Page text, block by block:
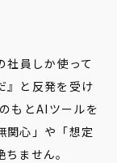
社員しか使って
』と反発を受け
もとAIツールを
関心」や「想定
ません。